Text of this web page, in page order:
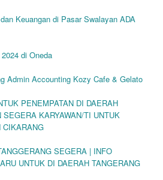
Keuangan di Pasar Swalayan ADA
di Oneda
Admin Accounting Kozy Cafe & Gelato
PENEMPATAN DI DAERAH
KARYAWAN/TI UNTUK
CIKARANG
SEGERA | INFO
UNTUK DI DAERAH TANGERANG